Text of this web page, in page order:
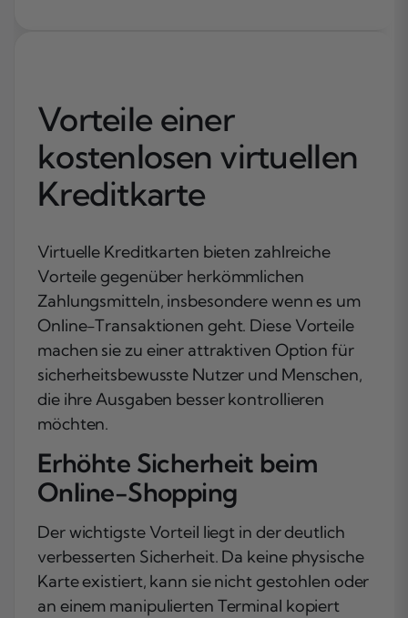
Vorteile einer
kostenlosen virtuellen
Kreditkarte
Virtuelle Kreditkarten bieten zahlreiche
Vorteile gegenüber herkömmlichen
Zahlungsmitteln, insbesondere wenn es um
Online-Transaktionen geht. Diese Vorteile
machen sie zu einer attraktiven Option für
sicherheitsbewusste Nutzer und Menschen,
die ihre Ausgaben besser kontrollieren
möchten.
Erhöhte Sicherheit beim
Online-Shopping
Der wichtigste Vorteil liegt in der deutlich
verbesserten Sicherheit. Da keine physische
Karte existiert, kann sie nicht gestohlen oder
an einem manipulierten Terminal kopiert